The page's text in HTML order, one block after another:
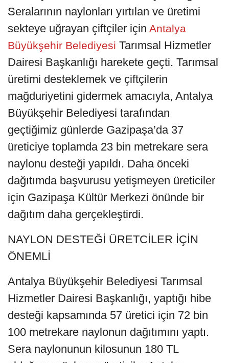
Seralarının naylonları yırtılan ve üretimi
sekteye uğrayan çiftçiler için Antalya
Büyükşehir Belediyesi Tarımsal Hizmetler
Dairesi Başkanlığı harekete geçti. Tarımsal
üretimi desteklemek ve çiftçilerin
mağduriyetini gidermek amacıyla, Antalya
Büyükşehir Belediyesi tarafından
geçtiğimiz günlerde Gazipaşa’da 37
üreticiye toplamda 23 bin metrekare sera
naylonu desteği yapıldı. Daha önceki
dağıtımda başvurusu yetişmeyen üreticiler
için Gazipaşa Kültür Merkezi önünde bir
dağıtım daha gerçekleştirdi.
NAYLON DESTEĞİ ÜRETCİLER İÇİN
ÖNEMLİ
Antalya Büyükşehir Belediyesi Tarımsal
Hizmetler Dairesi Başkanlığı, yaptığı hibe
desteği kapsamında 57 üretici için 72 bin
100 metrekare naylonun dağıtımını yaptı.
Sera naylonunun kilosunun 180 TL